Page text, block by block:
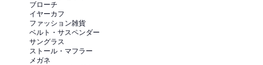
ブローチ
イヤーカフ
ファッション雑貨
ベルト・サスペンダー
サングラス
ストール・マフラー
メガネ